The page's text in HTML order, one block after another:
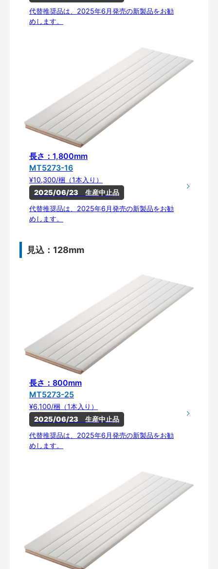
代替推奨品は、2025年6月発売の新製品をお勧
めします。
長さ：1,800mm
MT5273-16
¥10,300/梱（1本入り）
2025/06/23　生産中止品
代替推奨品は、2025年6月発売の新製品をお勧
めします。
見込：128mm
長さ：800mm
MT5273-25
¥6,100/梱（1本入り）
2025/06/23　生産中止品
代替推奨品は、2025年6月発売の新製品をお勧
めします。